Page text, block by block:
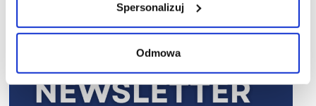
Spersonalizuj
Odmowa
R E K L A M A